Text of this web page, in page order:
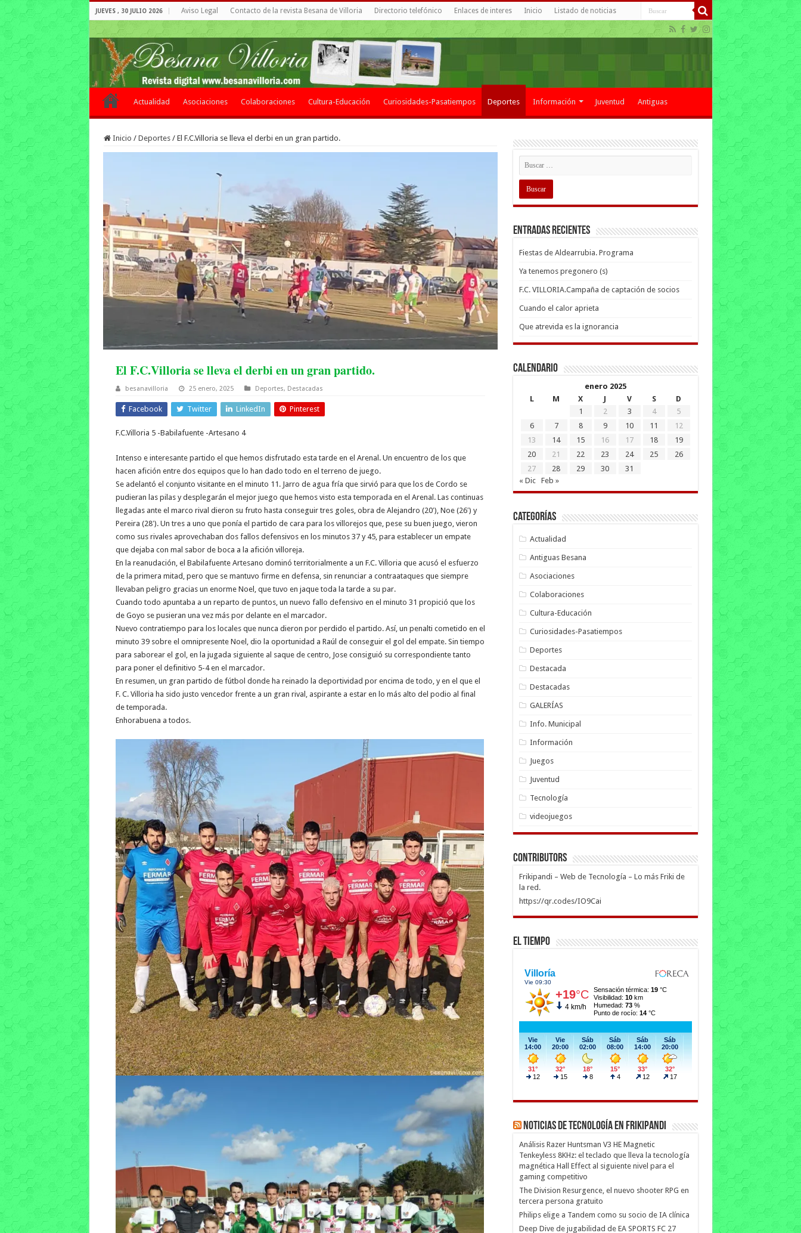
JUEVES , 30 JULIO 2026 Aviso Legal Contacto de la revista Besana de Villoria Directorio telefónico Enlaces de interes Inicio Listado de noticias
Actualidad Asociaciones Colaboraciones Cultura-Educación Curiosidades-Pasatiempos Deportes Información Juventud Antiguas
Inicio / Deportes / El F.C.Villoria se lleva el derbi en un gran partido.
El F.C.Villoria se lleva el derbi en un gran partido.
besanavilloria 25 enero, 2025 Deportes, Destacadas
Facebook Twitter LinkedIn Pinterest
F.C.Villoria 5 -Babilafuente -Artesano 4
Intenso e interesante partido el que hemos disfrutado esta tarde en el Arenal. Un encuentro de los que
hacen afición entre dos equipos que lo han dado todo en el terreno de juego.
Se adelantó el conjunto visitante en el minuto 11. Jarro de agua fría que sirvió para que los de Cordo se
pudieran las pilas y desplegarán el mejor juego que hemos visto esta temporada en el Arenal. Las continuas
llegadas ante el marco rival dieron su fruto hasta conseguir tres goles, obra de Alejandro (20′), Noe (26′) y
Pereira (28′). Un tres a uno que ponía el partido de cara para los villorejos que, pese su buen juego, vieron
como sus rivales aprovechaban dos fallos defensivos en los minutos 37 y 45, para establecer un empate
que dejaba con mal sabor de boca a la afición villoreja.
En la reanudación, el Babilafuente Artesano dominó territorialmente a un F.C. Villoria que acusó el esfuerzo
de la primera mitad, pero que se mantuvo firme en defensa, sin renunciar a contraataques que siempre
llevaban peligro gracias un enorme Noel, que tuvo en jaque toda la tarde a su par.
Cuando todo apuntaba a un reparto de puntos, un nuevo fallo defensivo en el minuto 31 propició que los
de Goyo se pusieran una vez más por delante en el marcador.
Nuevo contratiempo para los locales que nunca dieron por perdido el partido. Así, un penalti cometido en el
minuto 39 sobre el omnipresente Noel, dio la oportunidad a Raúl de conseguir el gol del empate. Sin tiempo
para saborear el gol, en la jugada siguiente al saque de centro, Jose consiguió su correspondiente tanto
para poner el definitivo 5-4 en el marcador.
En resumen, un gran partido de fútbol donde ha reinado la deportividad por encima de todo, y en el que el
F. C. Villoria ha sido justo vencedor frente a un gran rival, aspirante a estar en lo más alto del podio al final
de temporada.
Enhorabuena a todos.
Entradas recientes
Fiestas de Aldearrubia. Programa
Ya tenemos pregonero (s)
F.C. VILLORIA.Campaña de captación de socios
Cuando el calor aprieta
Que atrevida es la ignorancia
Calendario
enero 2025
L
M X J V S
D
1
2 3 4
5
6
7 8 9 10 11
12
13
14 15 16 17 18
19
20
21 22 23 24 25
26
27
28 29 30
31
« Dic
Feb »
Categorías
Actualidad
Antiguas Besana
Asociaciones
Colaboraciones
Cultura-Educación
Curiosidades-Pasatiempos
Deportes
Destacada
Destacadas
GALERÍAS
Info. Municipal
Información
Juegos
Juventud
Tecnología
videojuegos
Contributors
Frikipandi – Web de Tecnología – Lo más Friki de
la red.
https://qr.codes/IO9Cai
El Tiempo
Noticias de Tecnología en Frikipandi
Análisis Razer Huntsman V3 HE Magnetic
Tenkeyless 8KHz: el teclado que lleva la tecnología
magnética Hall Effect al siguiente nivel para el
gaming competitivo
The Division Resurgence, el nuevo shooter RPG en
tercera persona gratuito
Philips elige a Tandem como su socio de IA clínica
Deep Dive de jugabilidad de EA SPORTS FC 27